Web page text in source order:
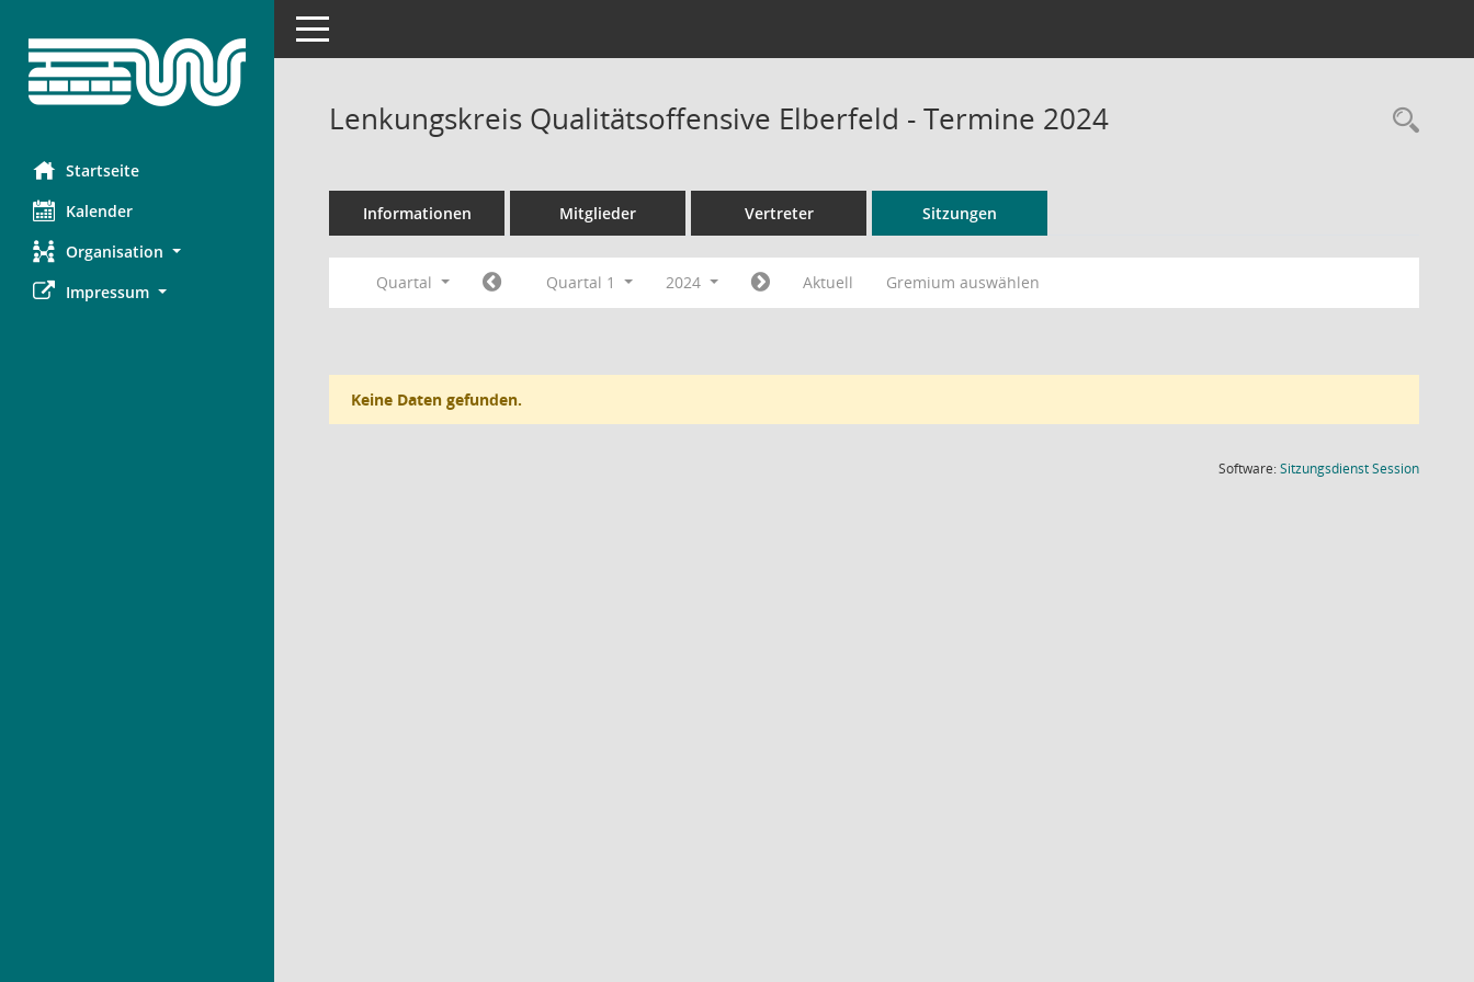
Startseite
Kalender
Organisation
Impressum
Toggle navigation
Lenkungskreis Qualitätsoffensive Elberfeld - Termine 2024
Informationen Mitglieder Vertreter Sitzungen
Quartal Quartal 1 2024 Aktuell Gremium auswählen
Keine Daten gefunden.
Software:SitzungsdienstSession(Wird in